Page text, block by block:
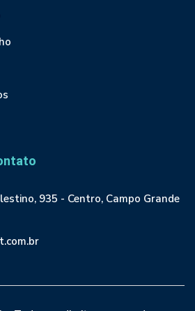
935 - Centro, Campo Grande